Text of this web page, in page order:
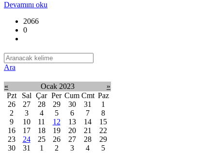
Devamını oku
2066
0
Ara
« Ocak 2023
»
Pzt
Sal Çar Per Cum Cmt Paz
26
27 28 29 30 31
1
2
3 4 5 6 7
8
9
10 11 12 13 14
15
16
17 18 19 20 21
22
23
24 25 26 27 28
29
30
31 1 2 3 4 5